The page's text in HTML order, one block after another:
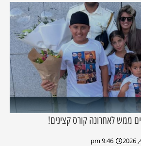
ממש לאחרונה קורס קצינים!
9:46 pm